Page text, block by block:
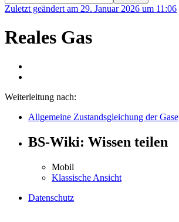
Zuletzt geändert am 29. Januar 2026 um 11:06
Reales Gas
Weiterleitung nach:
Allgemeine Zustandsgleichung der Gase
BS-Wiki: Wissen teilen
Mobil
Klassische Ansicht
Datenschutz